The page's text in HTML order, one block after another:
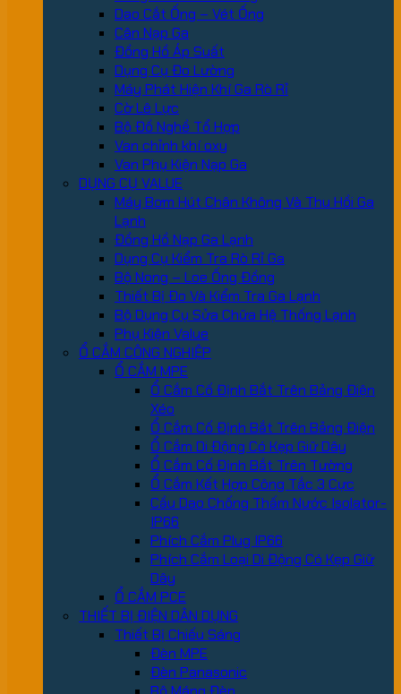
Dao Cắt Ống – Vét Ống
Cân Nạp Ga
Đồng Hồ Áp Suất
Dụng Cụ Đo Lường
Máy Phát Hiện Khí Ga Rò Rỉ
Cờ Lê Lực
Bộ Đồ Nghề Tổ Hợp
Van chỉnh khí oxy
Van Phụ Kiện Nạp Ga
DỤNG CỤ VALUE
Máy Bơm Hút Chân Không Và Thu Hồi Ga
Lạnh
Đồng Hồ Nạp Ga Lạnh
Dụng Cụ Kiểm Tra Rò Rỉ Ga
Bộ Nong – Loe Ống Đồng
Thiết Bị Đo Và Kiểm Tra Ga Lạnh
Bộ Dụng Cụ Sửa Chữa Hệ Thống Lạnh
Phụ Kiện Value
Ổ CẮM CÔNG NGHIỆP
Ổ CẮM MPE
Ổ Cắm Cố Định Bắt Trên Bảng Điện
Xéo
Ổ Cắm Cố Định Bắt Trên Bảng Điện
Ổ Cắm Di Động Có Kẹp Giữ Dây
Ổ Cắm Cố Định Bắt Trên Tường
Ổ Cắm Kết Hợp Công Tắc 3 Cực
Cầu Dao Chống Thấm Nước Isolator-
IP66
Phích Cắm Plug IP66
Phích Cắm Loại Di Động Có Kẹp Giữ
Dây
Ổ CẮM PCE
THIẾT BỊ ĐIỆN DÂN DỤNG
Thiết Bị Chiếu Sáng
Đèn MPE
Đèn Panasonic